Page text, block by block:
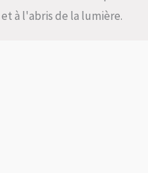
à l'abris de la lumière.